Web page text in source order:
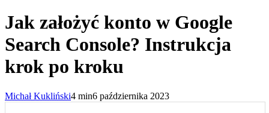
Jak założyć konto w Google
Search Console? Instrukcja
krok po kroku
Michał Kukliński4 min6 października 2023